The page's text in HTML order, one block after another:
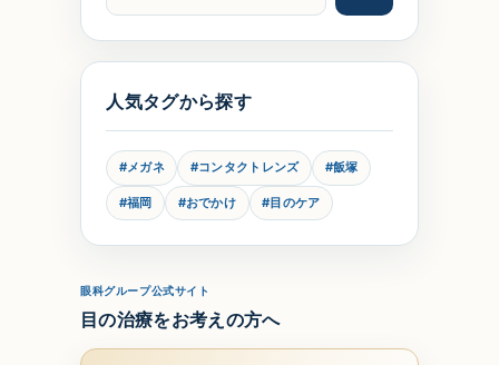
人気タグから探す
#メガネ #コンタクトレンズ #飯塚
#福岡 #おでかけ #目のケア
眼科グループ公式サイト
目の治療をお考えの方へ